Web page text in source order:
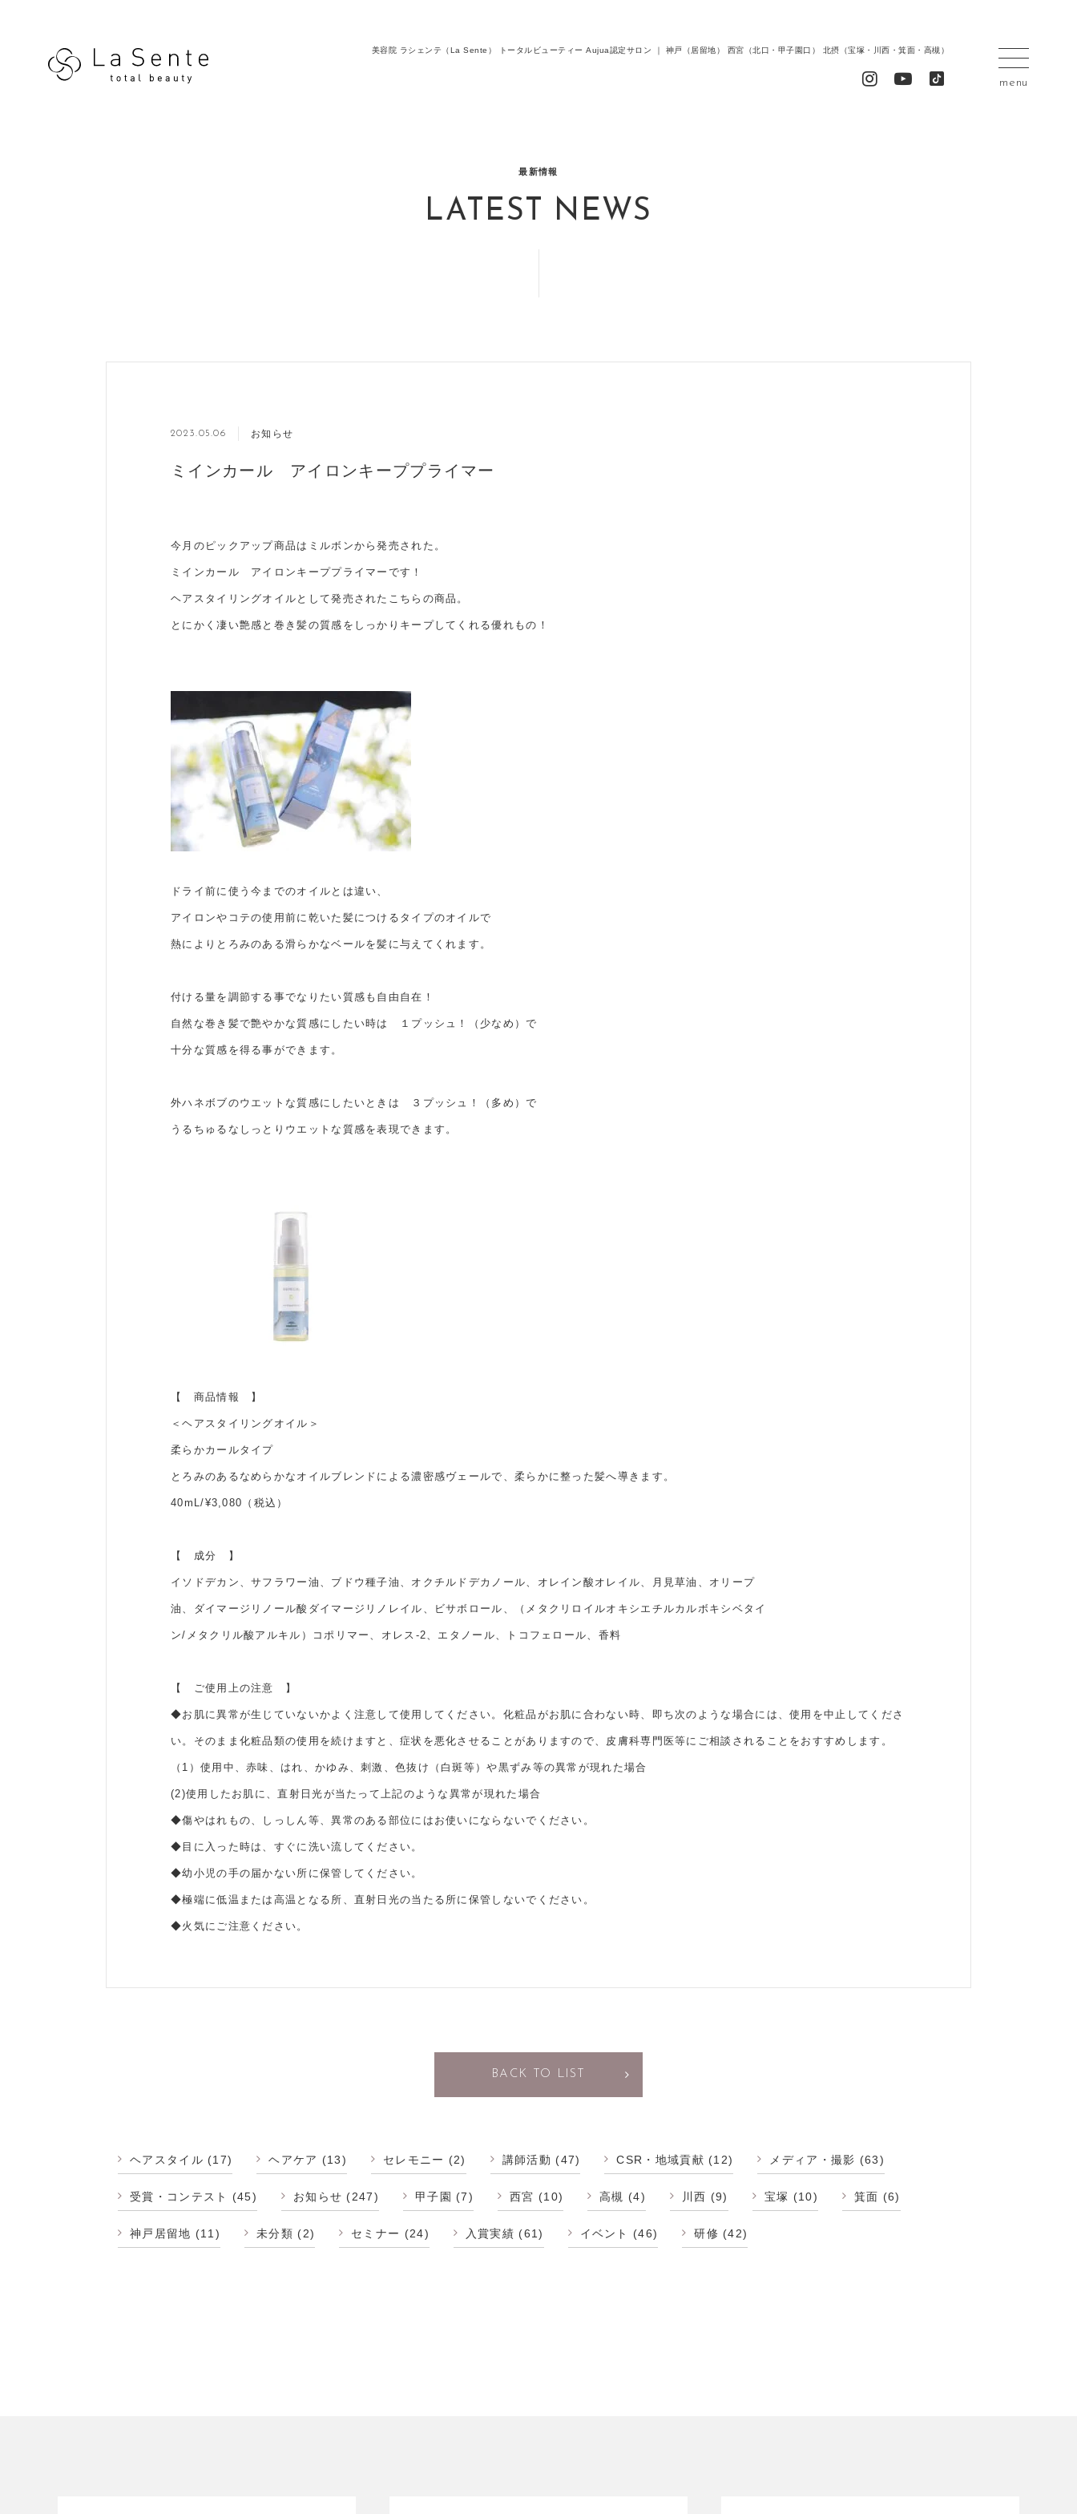
美容院 ラシェンテ（La Sente） トータルビューティー Aujua認定サロン ｜ 神戸（居留地） 西宮（北口・甲子園口） 北摂（宝塚・川西・箕面・高槻）
menu
最新情報
LATEST NEWS
2023.05.06 お知らせ
ミインカール アイロンキーププライマー
今月のピックアップ商品はミルボンから発売された。
ミインカール アイロンキーププライマーです！
ヘアスタイリングオイルとして発売されたこちらの商品。
とにかく凄い艶感と巻き髪の質感をしっかりキープしてくれる優れもの！
ドライ前に使う今までのオイルとは違い、
アイロンやコテの使用前に乾いた髪につけるタイプのオイルで
熱によりとろみのある滑らかなベールを髪に与えてくれます。
付ける量を調節する事でなりたい質感も自由自在！
自然な巻き髪で艶やかな質感にしたい時は １プッシュ！（少なめ）で
十分な質感を得る事ができます。
外ハネボブのウエットな質感にしたいときは ３プッシュ！（多め）で
うるちゅるなしっとりウエットな質感を表現できます。
【 商品情報 】
＜ヘアスタイリングオイル＞
柔らかカールタイプ
とろみのあるなめらかなオイルブレンドによる濃密感ヴェールで、柔らかに整った髪へ導きます。
40mL/¥3,080（税込）
【 成分 】
イソドデカン、サフラワー油、ブドウ種子油、オクチルドデカノール、オレイン酸オレイル、月見草油、オリープ
油、ダイマージリノール酸ダイマージリノレイル、ビサボロール、（メタクリロイルオキシエチルカルボキシベタイ
ン/メタクリル酸アルキル）コポリマー、オレス-2、エタノール、トコフェロール、香料
【 ご使用上の注意 】
◆お肌に異常が生じていないかよく注意して使用してください。化粧品がお肌に合わない時、即ち次のような場合には、使用を中止してくださ
い。そのまま化粧品類の使用を続けますと、症状を悪化させることがありますので、皮膚科専門医等にご相談されることをおすすめします。
（1）使用中、赤味、はれ、かゆみ、刺激、色抜け（白斑等）や黒ずみ等の異常が現れた場合
(2)使用したお肌に、直射日光が当たって上記のような異常が現れた場合
◆傷やはれもの、しっしん等、異常のある部位にはお使いにならないでください。
◆目に入った時は、すぐに洗い流してください。
◆幼小児の手の届かない所に保管してください。
◆極端に低温または高温となる所、直射日光の当たる所に保管しないでください。
◆火気にご注意ください。
BACK TO LIST
ヘアスタイル (17) ヘアケア (13) セレモニー (2) 講師活動 (47) CSR・地域貢献 (12) メディア・撮影 (63)
受賞・コンテスト (45) お知らせ (247) 甲子園 (7) 西宮 (10) 高槻 (4) 川西 (9) 宝塚 (10) 箕面 (6)
神戸居留地 (11) 未分類 (2) セミナー (24) 入賞実績 (61) イベント (46) 研修 (42)